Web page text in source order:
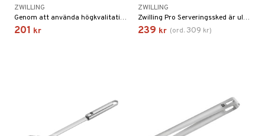
ZWILLING
Genom att använda högkvalitativt rostfritt stål är denna tången ultimat i det moderna hemmet.
201 kr
ZWILLING
Zwilling Pro Serveringssked är ultimat för exempelvis ris eller potatismos.
239 kr (ord. 309 kr)